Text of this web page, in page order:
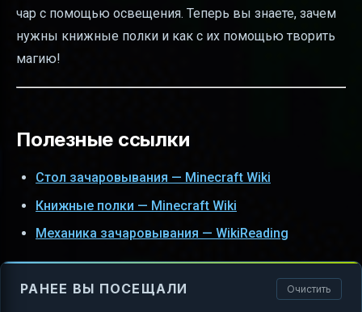
чар с помощью освещения. Теперь вы знаете, зачем
нужны книжные полки и как с их помощью творить
магию!
Полезные ссылки
Стол зачаровывания — Minecraft Wiki
Книжные полки — Minecraft Wiki
Механика зачаровывания — WikiReading
РАНЕЕ ВЫ ПОСЕЩАЛИ Очистить